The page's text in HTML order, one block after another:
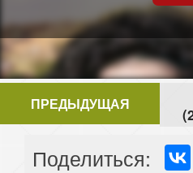
ПРЕДЫДУЩАЯ
Поделиться: